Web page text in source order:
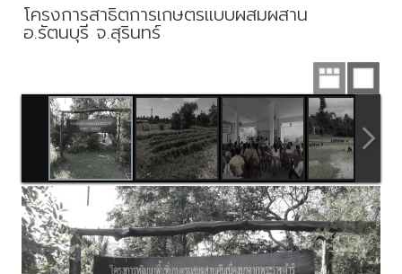
โครงการสาธิตการเกษตรแบบผสมผสาน
อ.รัตนบุรี จ.สุรินทร์